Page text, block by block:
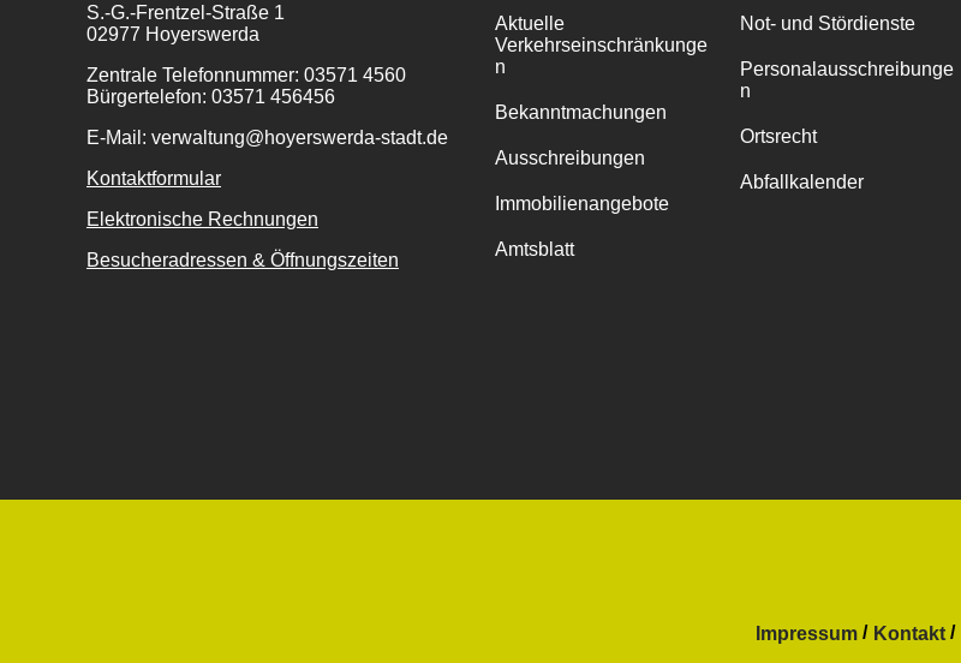
S.-G.-Frentzel-Straße 1
02977 Hoyerswerda
Zentrale Telefonnummer: 03571 4560
Bürgertelefon: 03571 456456
E-Mail: verwaltung@hoyerswerda-stadt.de
Kontaktformular
Elektronische Rechnungen
Besucheradressen & Öffnungszeiten
Aktuelle
Verkehrseinschränkunge
n
Bekanntmachungen
Ausschreibungen
Immobilienangebote
Amtsblatt
Not- und Stördienste
Personalausschreibunge
n
Ortsrecht
Abfallkalender
Impressum Kontakt